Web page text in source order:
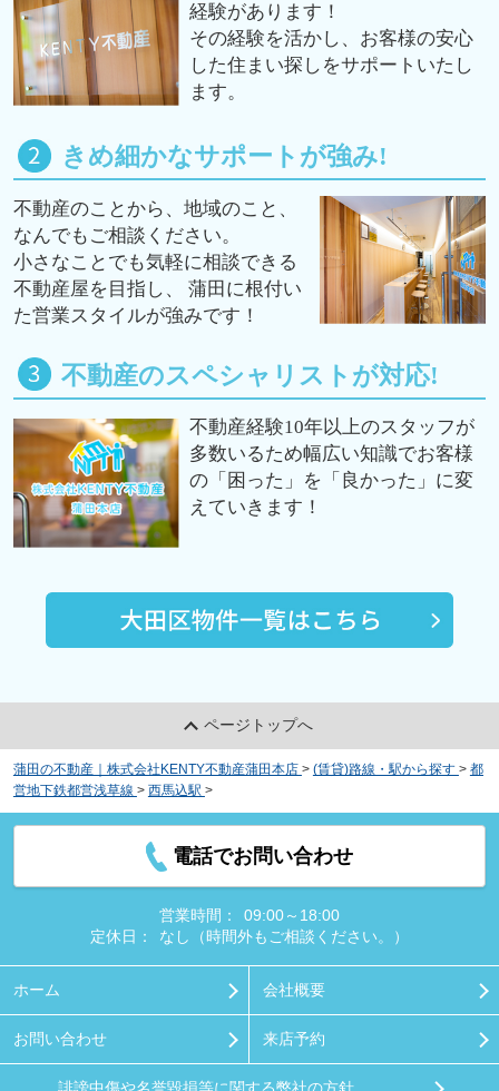
経験があります！
その経験を活かし、お客様の安心
した住まい探しをサポートいたし
ます。
きめ細かなサポートが強み!
不動産のことから、地域のこと、
なんでもご相談ください。
小さなことでも気軽に相談できる
不動産屋を目指し、 蒲田に根付い
た営業スタイルが強みです！
不動産のスペシャリストが対応!
不動産経験10年以上のスタッフが
多数いるため幅広い知識でお客様
の「困った」を「良かった」に変
えていきます！
ページトップへ
蒲田の不動産｜株式会社KENTY不動産蒲田本店 > (賃貸)路線・駅から探す > 都
営地下鉄都営浅草線 > 西馬込駅 >
電話でお問い合わせ
営業時間：
09:00～18:00
定休日：
なし（時間外もご相談ください。）
ホーム 会社概要
お問い合わせ 来店予約